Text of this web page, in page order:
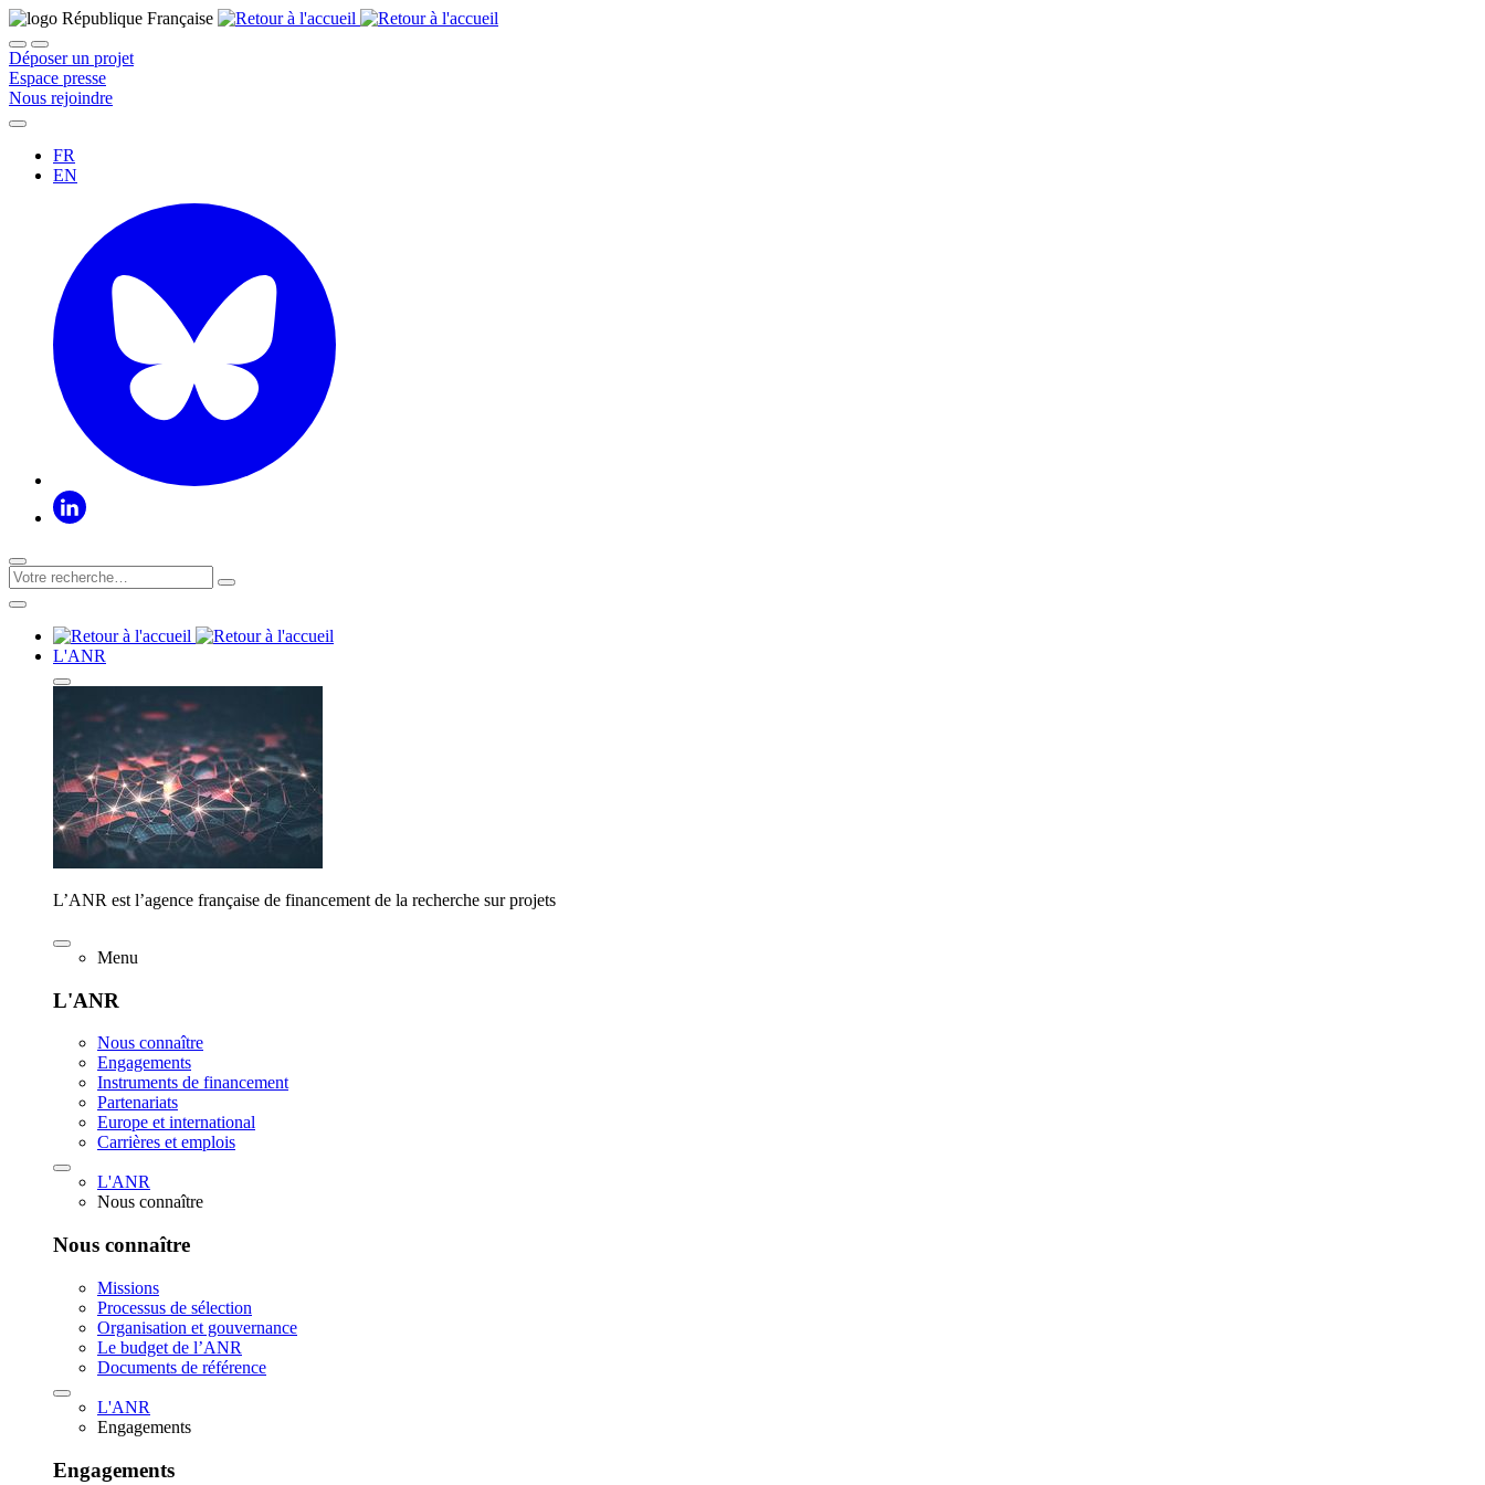
Déposer un projet
Espace presse
Nous rejoindre
FR
EN
L'ANR
L’ANR est l’agence française de financement de la recherche sur projets
Menu
L'ANR
Nous connaître
Engagements
Instruments de financement
Partenariats
Europe et international
Carrières et emplois
L'ANR
Nous connaître
Nous connaître
Missions
Processus de sélection
Organisation et gouvernance
Le budget de l’ANR
Documents de référence
L'ANR
Engagements
Engagements